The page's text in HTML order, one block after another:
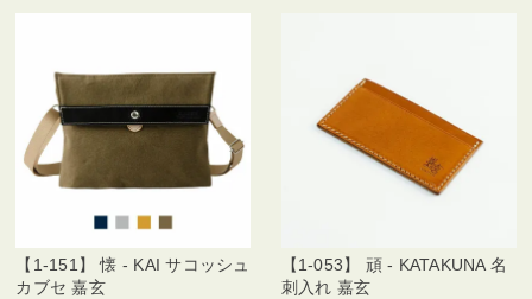
【1-151】 懐 - KAI サコッシュ
カブセ 嘉玄
【1-053】 頑 - KATAKUNA 名
刺入れ 嘉玄